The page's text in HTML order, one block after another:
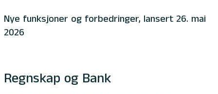
Nye funksjoner og forbedringer, lansert 26. mai
2026
Regnskap og Bank